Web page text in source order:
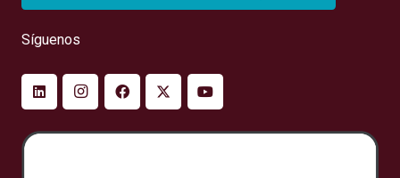
Síguenos